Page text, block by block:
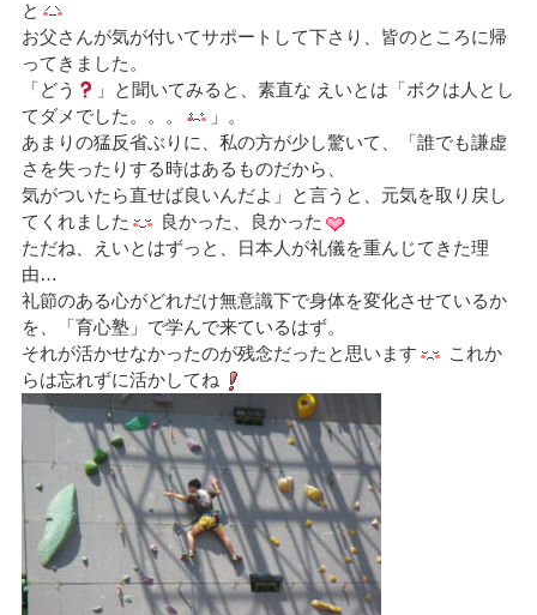
と
お父さんが気が付いてサポートして下さり、皆のところに帰
ってきました。
「どう
」と聞いてみると、素直な えいとは「ボクは人とし
てダメでした。。。
」。
あまりの猛反省ぶりに、私の方が少し驚いて、「誰でも謙虚
さを失ったりする時はあるものだから、
気がついたら直せば良いんだよ」と言うと、元気を取り戻し
てくれました
良かった、良かった
ただね、えいとはずっと、日本人が礼儀を重んじてきた理
由…
礼節のある心がどれだけ無意識下で身体を変化させているか
を、「育心塾」で学んで来ているはず。
それが活かせなかったのが残念だったと思います
これか
らは忘れずに活かしてね